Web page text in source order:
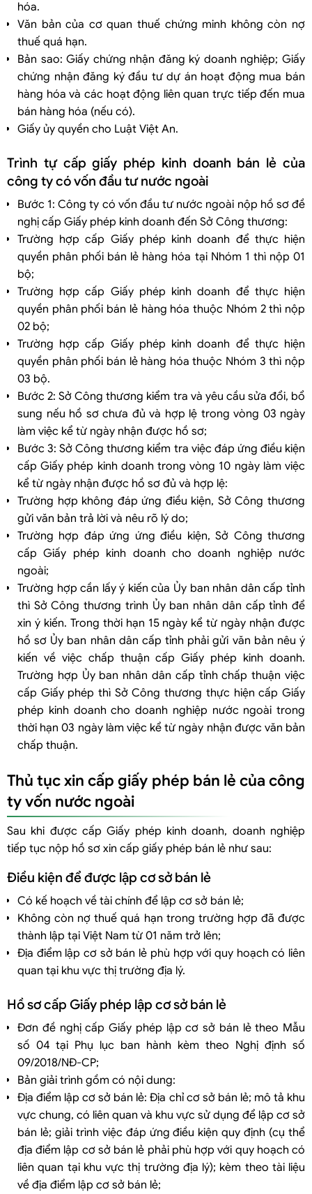
hóa.
Văn bản của cơ quan thuế chứng minh không còn nợ
thuế quá hạn.
Bản sao: Giấy chứng nhận đăng ký doanh nghiệp; Giấy
chứng nhận đăng ký đầu tư dự án hoạt động mua bán
hàng hóa và các hoạt động liên quan trực tiếp đến mua
bán hàng hóa (nếu có).
Giấy ủy quyền cho Luật Việt An.
Trình tự cấp giấy phép kinh doanh bán lẻ của
công ty có vốn đầu tư nước ngoài
Bước 1: Công ty có vốn đầu tư nước ngoài nộp hồ sơ đề
nghị cấp Giấy phép kinh doanh đến Sở Công thương:
Trường hợp cấp Giấy phép kinh doanh để thực hiện
quyền phân phối bán lẻ hàng hóa tại Nhóm 1 thì nộp 01
bộ;
Trường hợp cấp Giấy phép kinh doanh để thực hiện
quyền phân phối bán lẻ hàng hóa thuộc Nhóm 2 thì nộp
02 bộ;
Trường hợp cấp Giấy phép kinh doanh để thực hiện
quyền phân phối bán lẻ hàng hóa thuộc Nhóm 3 thì nộp
03 bộ.
Bước 2: Sở Công thương kiểm tra và yêu cầu sửa đổi, bổ
sung nếu hồ sơ chưa đủ và hợp lệ trong vòng 03 ngày
làm việc kể từ ngày nhận được hồ sơ;
Bước 3: Sở Công thương kiểm tra việc đáp ứng điều kiện
cấp Giấy phép kinh doanh trong vòng 10 ngày làm việc
kể từ ngày nhận được hồ sơ đủ và hợp lệ:
Trường hợp không đáp ứng điều kiện, Sở Công thương
gửi văn bản trả lời và nêu rõ lý do;
Trường hợp đáp ứng ứng điều kiện, Sở Công thương
cấp Giấy phép kinh doanh cho doanh nghiệp nước
ngoài;
Trường hợp cần lấy ý kiến của Ủy ban nhân dân cấp tỉnh
thì Sở Công thương trình Ủy ban nhân dân cấp tỉnh để
xin ý kiến. Trong thời hạn 15 ngày kể từ ngày nhận được
hồ sơ Ủy ban nhân dân cấp tỉnh phải gửi văn bản nêu ý
kiến về việc chấp thuận cấp Giấy phép kinh doanh.
Trường hợp Ủy ban nhân dân cấp tỉnh chấp thuận việc
cấp Giấy phép thì Sở Công thương thực hiện cấp Giấy
phép kinh doanh cho doanh nghiệp nước ngoài trong
thời hạn 03 ngày làm việc kể từ ngày nhận được văn bản
chấp thuận.
Thủ tục xin cấp giấy phép bán lẻ của công
ty vốn nước ngoài
Sau khi được cấp Giấy phép kinh doanh, doanh nghiệp
tiếp tục nộp hồ sơ xin cấp giấy phép bán lẻ như sau:
Điều kiện để được lập cơ sở bán lẻ
Có kế hoạch về tài chính để lập cơ sở bán lẻ;
Không còn nợ thuế quá hạn trong trường hợp đã được
thành lập tại Việt Nam từ 01 năm trở lên;
Địa điểm lập cơ sở bán lẻ phù hợp với quy hoạch có liên
quan tại khu vực thị trường địa lý.
Hồ sơ cấp Giấy phép lập cơ sở bán lẻ
Đơn đề nghị cấp Giấy phép lập cơ sở bán lẻ theo Mẫu
số 04 tại Phụ lục ban hành kèm theo Nghị định số
09/2018/NĐ-CP;
Bản giải trình gồm có nội dung:
Địa điểm lập cơ sở bán lẻ: Địa chỉ cơ sở bán lẻ; mô tả khu
vực chung, có liên quan và khu vực sử dụng để lập cơ sở
bán lẻ; giải trình việc đáp ứng điều kiện quy định (cụ thể
địa điểm lập cơ sở bán lẻ phải phù hợp với quy hoạch có
liên quan tại khu vực thị trường địa lý); kèm theo tài liệu
về địa điểm lập cơ sở bán lẻ;